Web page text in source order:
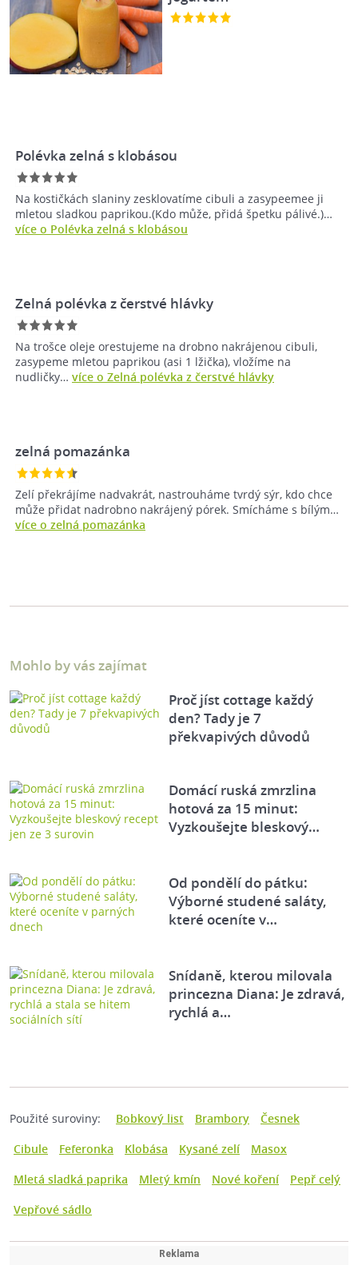
Polévka zelná s klobásou
Na kostičkách slaniny zesklovatíme cibuli a zasypeemee ji
mletou sladkou paprikou.(Kdo může, přidá špetku pálivé.)…
více o Polévka zelná s klobásou
Zelná polévka z čerstvé hlávky
Na trošce oleje orestujeme na drobno nakrájenou cibuli,
zasypeme mletou paprikou (asi 1 lžička), vložíme na
nudličky… více o Zelná polévka z čerstvé hlávky
zelná pomazánka
Zelí překrájíme nadvakrát, nastrouháme tvrdý sýr, kdo chce
může přidat nadrobno nakrájený pórek. Smícháme s bílým…
více o zelná pomazánka
Mohlo by vás zajímat
Proč jíst cottage každý
den? Tady je 7
překvapivých důvodů
Domácí ruská zmrzlina
hotová za 15 minut:
Vyzkoušejte bleskový…
Od pondělí do pátku:
Výborné studené saláty,
které oceníte v…
Snídaně, kterou milovala
princezna Diana: Je zdravá,
rychlá a…
Použité suroviny: Bobkový list Brambory
Česnek
Cibule
Feferonka Klobása Kysané zelí
Masox
Mletá sladká paprika
Mletý kmín Nové koření
Pepř celý
Vepřové sádlo